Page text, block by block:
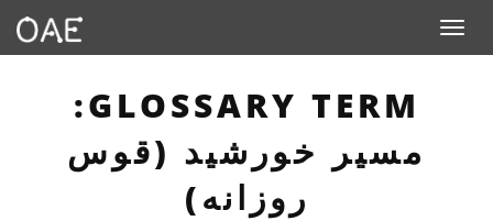
Toggle navigation
GLOSSARY TERM:
مسیر خورشید (قوس
روزانه)